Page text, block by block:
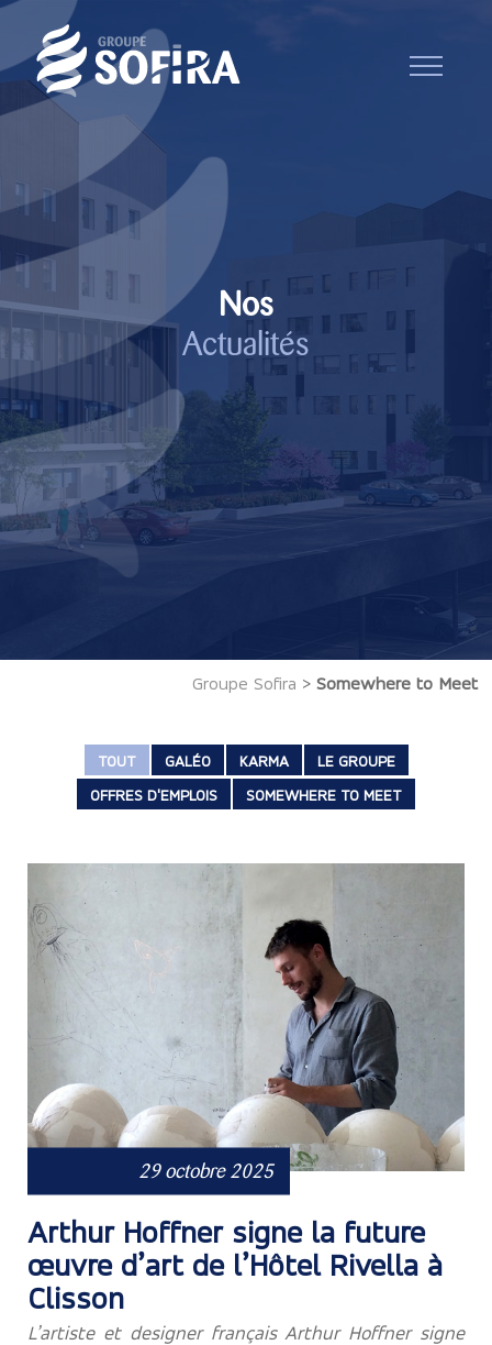
Notre équipe
Recrutement
Nos
Actualités
Groupe Sofira > Somewhere to Meet
TOUT GALÉO KARMA
LE GROUPE
OFFRES D'EMPLOIS
SOMEWHERE TO MEET
29 octobre 2025
Arthur Hoffner signe la future
œuvre d’art de l’Hôtel Rivella à
Clisson
L’artiste et designer français Arthur Hoffner signe